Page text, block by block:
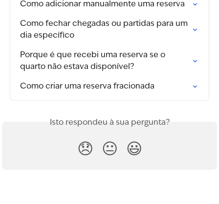
Como adicionar manualmente uma reserva
Como fechar chegadas ou partidas para um
dia específico
Porque é que recebi uma reserva se o
quarto não estava disponível?
Como criar uma reserva fracionada
Isto respondeu à sua pergunta?
😞 😐 😃